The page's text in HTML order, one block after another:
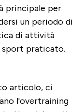
principale per
un periodo di
di attività
sport praticato.
articolo, ci
l'overtraining